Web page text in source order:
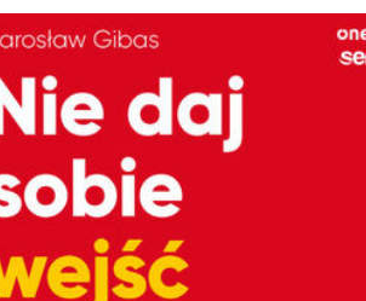
człowieka niemal natychmiast, gdy zanurzy się w leśną
przekonuje, że taka reakcja jest zupełnie naturalna -
mechanizmy obronne kształtowały się w warunkach,
zatłoczonego miasta. Gdy wchodzimy między drzewa,
nam, że oto wracamy do naturalnego habitatu. Książka
Ci zrozumieć, na czym polega terapia lasem, dlaczego las
psychofizyczną i w jaki sposób oddziałuje na
czy odporność. Poznasz także różne rodzaje leśnej
do każdej pory roku i zmiennych warunków. Las jest
z której możemy nauczyć się wielu potrzebnych
i niepodrabialnym. Żywym organizmem, apteką,
światów bąbelkowych i przyjacielem. Workiem baśni,
trochę straszne, ale częściej przyjazne, dające schronienie
Książka dr Katarzyny Simonienko odkrywa różne oblicza
za rękę i przybliża nam jego niezwykłe właściwości i